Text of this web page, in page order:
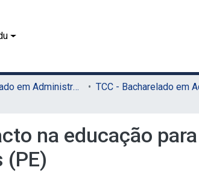
Bacharelado em Administração Pública (UAEADTec)
na educação
(PE)